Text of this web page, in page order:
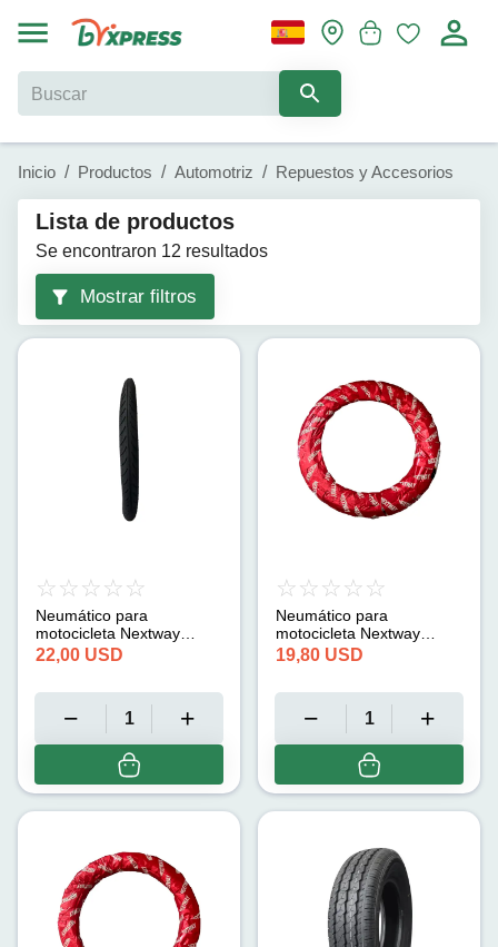
Inicio / Productos / Automotriz / Repuestos y Accesorios
Lista de productos
Se encontraron 12 resultados
Mostrar filtros
Neumático para
motocicleta Nextway
(2.50-18)
22,00 USD
Neumático para
motocicleta Nextway
(2.50-16)
19,80 USD